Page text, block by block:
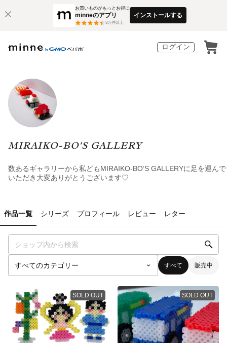
お買いものがもっとお得に
minneのアプリ
3万件以上
インストールする
ログイン
MIRAIKO-BO'S GALLERY
数あるギャラリーから私どもMIRAIKO-BO‘S GALLERYに足を運んで
いただき大変ありがとうございます♡
作品一覧 シリーズ プロフィール レビュー レター
すべて 販売中
SOLD OUT SOLD OUT